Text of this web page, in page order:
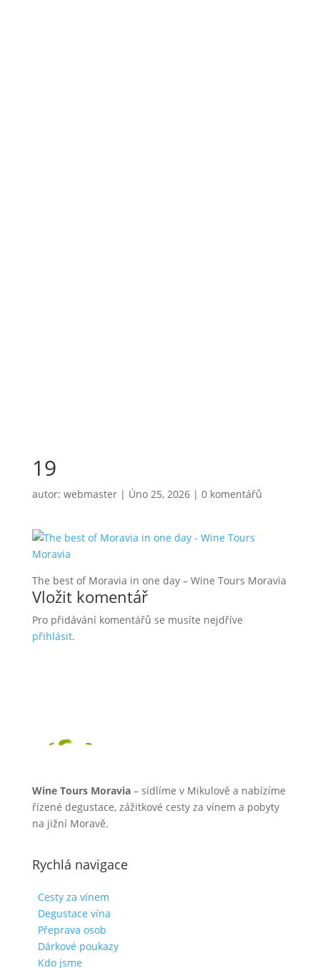
19
autor: webmaster| Úno 25, 2026| 0 komentářů
The best of Moravia in one day – Wine Tours Moravia
Vložit komentář
Pro přidávání komentářů se musíte nejdříve
přihlásit.
Wine Tours Moravia– sídlíme v Mikulově a nabízíme
řízené degustace, zážitkové cesty za vínem a pobyty
na jižní Moravě.
Rychlá navigace
Cesty za vínem
Degustace vína
Přeprava osob
Dárkové poukazy
Kdo jsme